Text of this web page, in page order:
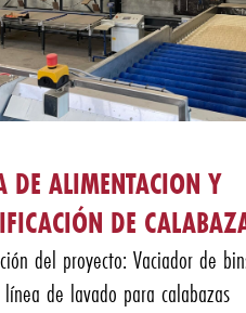
DE ALIMENTACION Y
DE
del proyecto: Vaciador de
de lavado para calabazas